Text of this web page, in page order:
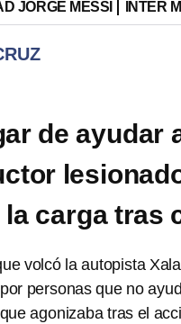
JORGE MESSI INTER
de ayudar
la carga tras
volcó la autopista
personas que no
agonizaba tras el